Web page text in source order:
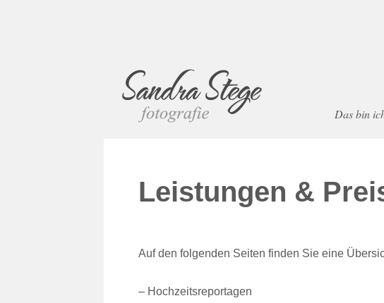
Das bin
Leistungen &
Auf den folgenden Seiten finden Sie eine
– Hochzeitsreportagen